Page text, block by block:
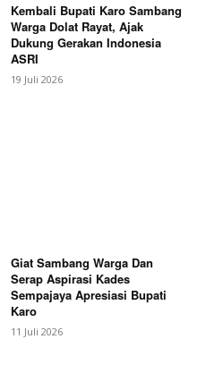
Kembali Bupati Karo Sambang
Warga Dolat Rayat, Ajak
Dukung Gerakan Indonesia
ASRI
19 Juli 2026
Giat Sambang Warga Dan
Serap Aspirasi Kades
Sempajaya Apresiasi Bupati
Karo
11 Juli 2026